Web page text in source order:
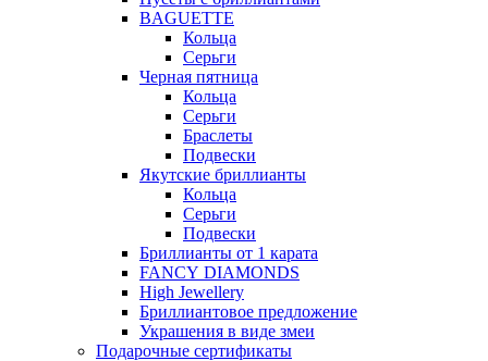
BAGUETTE
Кольца
Серьги
Черная пятница
Кольца
Серьги
Браслеты
Подвески
Якутские бриллианты
Кольца
Серьги
Подвески
Бриллианты от 1 карата
FANCY DIAMONDS
High Jewellery
Бриллиантовое предложение
Украшения в виде змеи
Подарочные сертификаты